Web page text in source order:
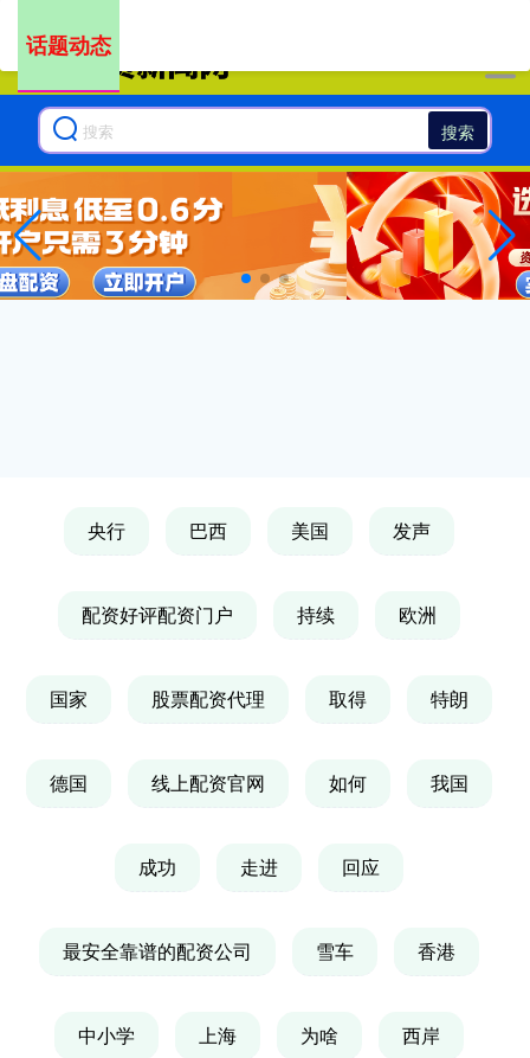
搜索
话题动态
央行 巴西 美国 发声
配资好评配资门户 持续 欧洲
国家 股票配资代理 取得 特朗
德国 线上配资官网 如何 我国
成功 走进 回应
最安全靠谱的配资公司 雪车 香港
中小学 上海 为啥 西岸